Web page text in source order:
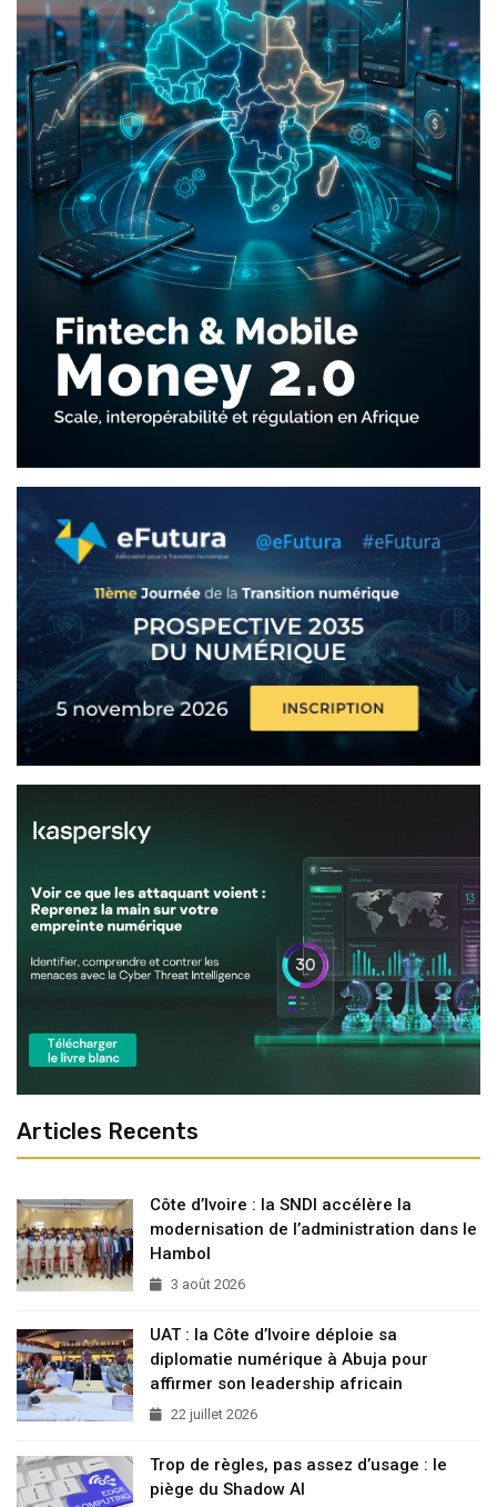
Articles Recents
Côte d’Ivoire : la SNDI accélère la
modernisation de l’administration dans le
Hambol
3 août 2026
UAT : la Côte d’Ivoire déploie sa
diplomatie numérique à Abuja pour
affirmer son leadership africain
22 juillet 2026
Trop de règles, pas assez d’usage : le
piège du Shadow AI